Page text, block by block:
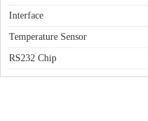
Interface
Temperature Sensor
RS232 Chip